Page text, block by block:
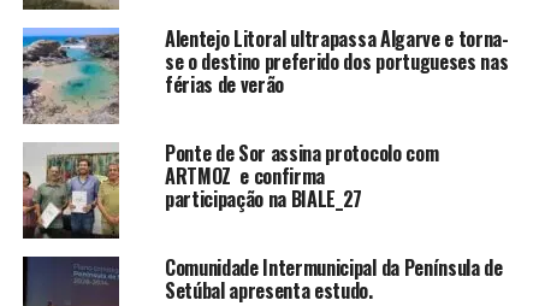
Alentejo Litoral ultrapassa Algarve e torna-
se o destino preferido dos portugueses nas
férias de verão
Ponte de Sor assina protocolo com
ARTMOZ e confirma
participação na BIALE_27
Comunidade Intermunicipal da Península de
Setúbal apresenta estudo.